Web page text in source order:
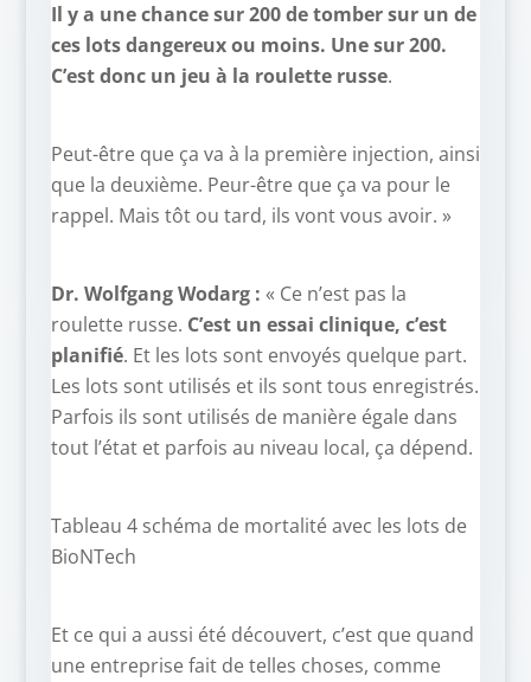
Il y a une chance sur 200 de tomber sur un de
ces lots dangereux ou moins. Une sur 200.
C’est donc un jeu à la roulette russe.
Peut-être que ça va à la première injection, ainsi
que la deuxième. Peur-être que ça va pour le
rappel. Mais tôt ou tard, ils vont vous avoir. »
Dr. Wolfgang Wodarg : « Ce n’est pas la
roulette russe. C’est un essai clinique, c’est
planifié. Et les lots sont envoyés quelque part.
Les lots sont utilisés et ils sont tous enregistrés.
Parfois ils sont utilisés de manière égale dans
tout l’état et parfois au niveau local, ça dépend.
Tableau 4 schéma de mortalité avec les lots de
BioNTech
Et ce qui a aussi été découvert, c’est que quand
une entreprise fait de telles choses, comme